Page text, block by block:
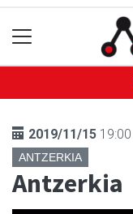
2019/11/15 19:00
ANTZERKIA
Antzerkia